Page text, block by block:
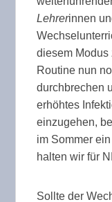
Lehrerinnen
diesem
Routine nun
durchbrechen
erhöhtes
einzugehen,
im Sommer
halten wir für
Sollte der